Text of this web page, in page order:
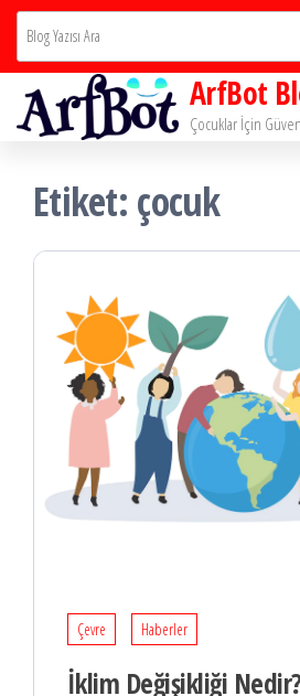
İçeriğe
ArfBot
Çocuklar İçin
Etiket: çocuk
Çevre Haberler
İklim Değişikliği